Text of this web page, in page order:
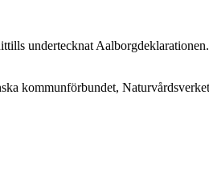
undertecknat Aalborgdeklarationen.
kommunförbundet,